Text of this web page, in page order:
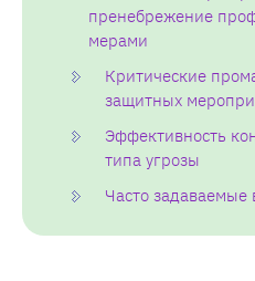
пренебрежение
мерами
Критические
защитных
Эффективность
типа угрозы
Часто задаваемые